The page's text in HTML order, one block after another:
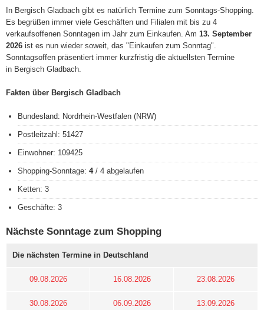
In Bergisch Gladbach gibt es natürlich Termine zum Sonntags-Shopping.
Es begrüßen immer viele Geschäften und Filialen mit bis zu 4
verkaufsoffenen Sonntagen im Jahr zum Einkaufen. Am 13. September
2026 ist es nun wieder soweit, das "Einkaufen zum Sonntag".
Sonntagsoffen präsentiert immer kurzfristig die aktuellsten Termine
in Bergisch Gladbach.
Fakten über Bergisch Gladbach
Bundesland: Nordrhein-Westfalen (NRW)
Postleitzahl: 51427
Einwohner: 109425
Shopping-Sonntage: 4/ 4 abgelaufen
Ketten: 3
Geschäfte: 3
Nächste Sonntage zum Shopping
Die nächsten Termine in Deutschland
09.08.2026 16.08.2026 23.08.2026
30.08.2026 06.09.2026 13.09.2026